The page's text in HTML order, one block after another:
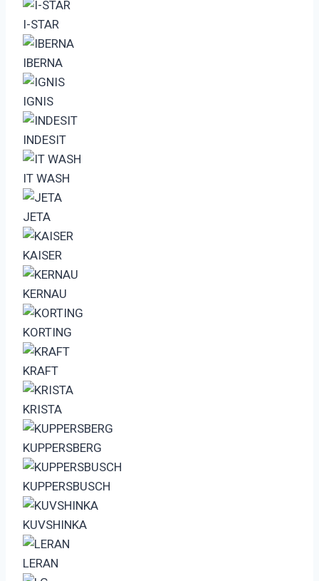
I-STAR
IBERNA
IGNIS
INDESIT
IT WASH
JETA
KAISER
KERNAU
KORTING
KRAFT
KRISTA
KUPPERSBERG
KUPPERSBUSCH
KUVSHINKA
LERAN